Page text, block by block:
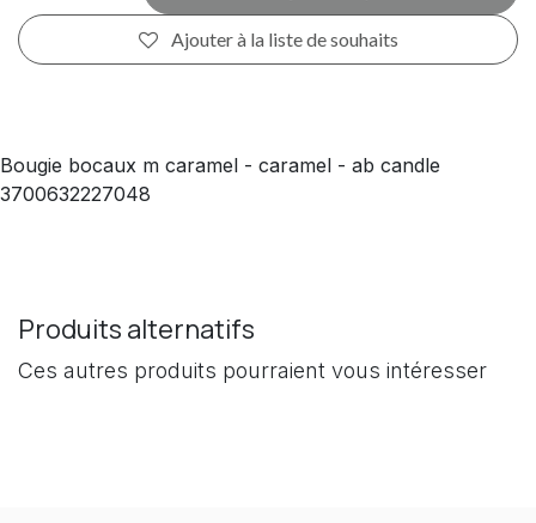
Ajouter à la liste de souhaits
Bougie bocaux m caramel - caramel - ab candle
3700632227048
Produits alternatifs
Ces autres produits pourraient vous intéresser